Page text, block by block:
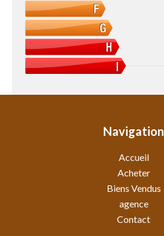
Navigation
Accueil
Acheter
Biens Vendus
agence
Contact